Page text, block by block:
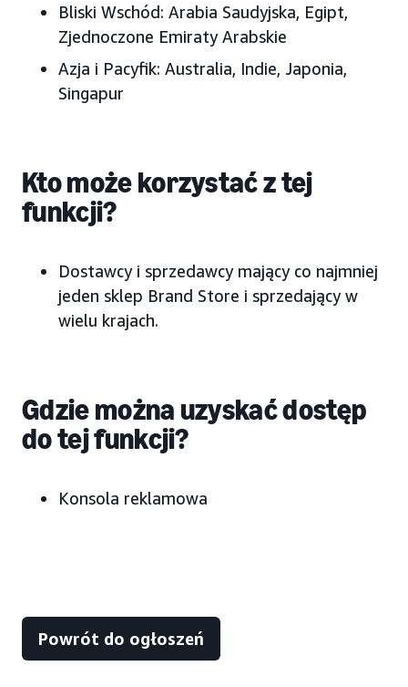
Bliski Wschód: Arabia Saudyjska, Egipt,
Zjednoczone Emiraty Arabskie
Azja i Pacyfik: Australia, Indie, Japonia,
Singapur
Kto może korzystać z tej
funkcji?
Dostawcy i sprzedawcy mający co najmniej
jeden sklep Brand Store i sprzedający w
wielu krajach.
Gdzie można uzyskać dostęp
do tej funkcji?
Konsola reklamowa
Powrót do ogłoszeń